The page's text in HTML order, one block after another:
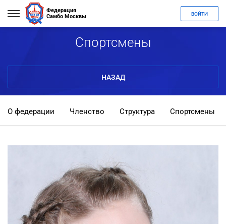
Федерация
Самбо Москвы
ВОЙТИ
Спортсмены
НАЗАД
О федерации Членство Структура Спортсмены